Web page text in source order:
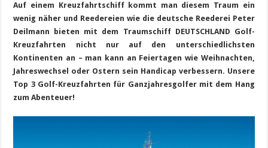
Auf einem Kreuzfahrtschiff kommt man diesem Traum ein
wenig näher und Reedereien wie die deutsche Reederei Peter
Deilmann bieten mit dem Traumschiff DEUTSCHLAND Golf-
Kreuzfahrten nicht nur auf den unterschiedlichsten
Kontinenten an – man kann an Feiertagen wie Weihnachten,
Jahreswechsel oder Ostern sein Handicap verbessern. Unsere
Top 3 Golf-Kreuzfahrten für Ganzjahresgolfer mit dem Hang
zum Abenteuer!